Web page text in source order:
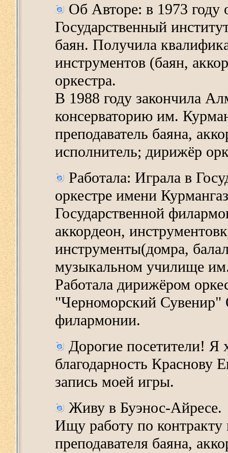
Об Авторе: в 1973 году
Государственный
баян. Получила
инструментов (баян,
оркестра.
В 1988 году закончила
консерваторию им.
преподаватель баяна,
исполнитель; дирижёр
Работала: Играла в
оркестре имени
Государственной
аккордеон,
инструменты(домра,
музыкальном училище
Работала дирижёром
"Черноморский Сувенир"
филармонии.
Дорогие посетители! Я
благодарность Краснову
запись моей игры.
Живу в Буэнос-Айресе.
Ищу работу по контракту
преподавателя баяна,